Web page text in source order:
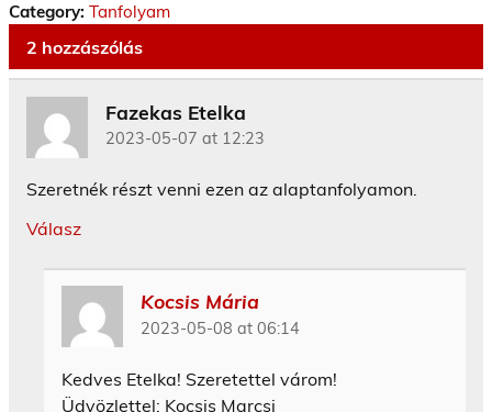
Category: Tanfolyam
2 hozzászólás
Fazekas Etelka
2023-05-07 at 12:23
Szeretnék részt venni ezen az alaptanfolyamon.
Válasz
Kocsis Mária
2023-05-08 at 06:14
Kedves Etelka! Szeretettel várom!
Üdvözlettel: Kocsis Marcsi